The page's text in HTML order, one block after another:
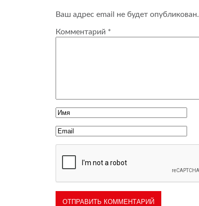
Ваш адрес email не будет опубликован.
Комментарий *